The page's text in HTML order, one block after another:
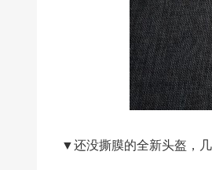
▼还没撕膜的全新头盔，